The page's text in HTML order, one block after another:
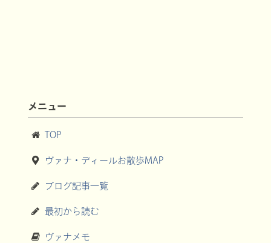
メニュー
TOP
ヴァナ・ディールお散歩MAP
ブログ記事一覧
最初から読む
ヴァナメモ